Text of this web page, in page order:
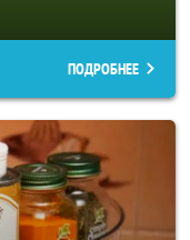
ПОДРОБНЕЕ